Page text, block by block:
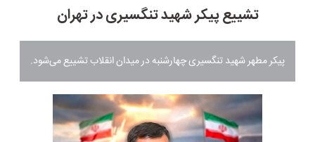
تشییع پیکر شهید تنگسیری در تهران
پیکر مطهر شهید تنگسیری چهارشنبه در میدان انقلاب تشییع می‌شود.